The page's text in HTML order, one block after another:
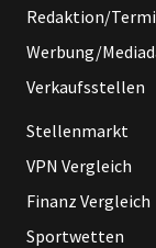
Redaktion/
Werbung/
Verkaufsstellen
Stellenmarkt
VPN Vergleich
Finanz Vergleich
Sportwetten